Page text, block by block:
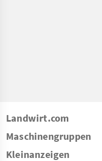
Landwirt.com
Maschinengruppen
Kleinanzeigen